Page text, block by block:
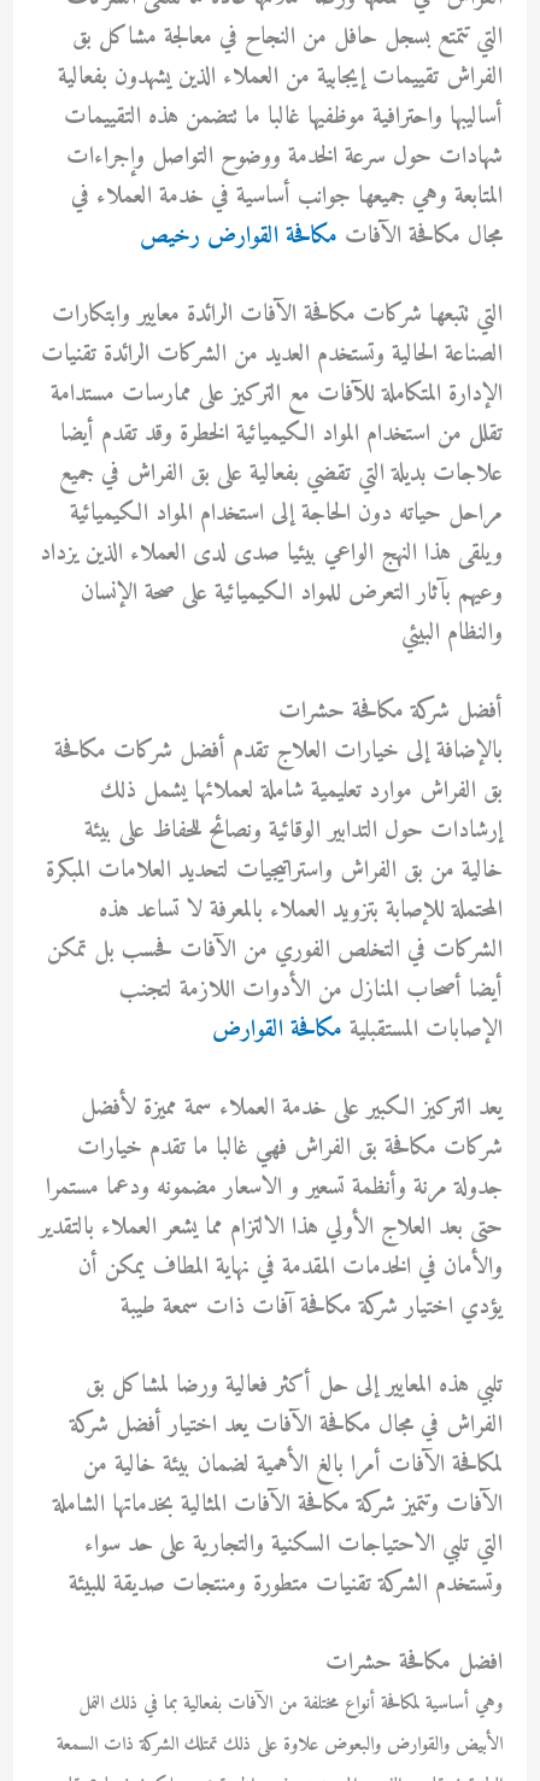
التي تتمتع بسجل حافل من النجاح في معالجة مشاكل بق
الفراش تقييمات إيجابية من العملاء الذين يشهدون بفعالية
أساليبها واحترافية موظفيها غالبا ما تتضمن هذه التقييمات
شهادات حول سرعة الخدمة ووضوح التواصل وإجراءات
المتابعة وهي جميعها جوانب أساسية في خدمة العملاء في
مجال مكافحة الآفات مكافحة القوارض رخيص
التي تتبعها شركات مكافحة الآفات الرائدة معايير وابتكارات
الصناعة الحالية وتستخدم العديد من الشركات الرائدة تقنيات
الإدارة المتكاملة للآفات مع التركيز على ممارسات مستدامة
تقلل من استخدام المواد الكيميائية الخطرة وقد تقدم أيضا
علاجات بديلة التي تقضي بفعالية على بق الفراش في جميع
مراحل حياته دون الحاجة إلى استخدام المواد الكيميائية
ويلقى هذا النهج الواعي بيئيا صدى لدى العملاء الذين يزداد
وعيهم بآثار التعرض للمواد الكيميائية على صحة الإنسان
والنظام البيئي
أفضل شركة مكافحة حشرات
بالإضافة إلى خيارات العلاج تقدم أفضل شركات مكافحة
بق الفراش موارد تعليمية شاملة لعملائها يشمل ذلك
إرشادات حول التدابير الوقائية ونصائح للحفاظ على بيئة
خالية من بق الفراش واستراتيجيات لتحديد العلامات المبكرة
المحتملة للإصابة بتزويد العملاء بالمعرفة لا تساعد هذه
الشركات في التخلص الفوري من الآفات فحسب بل تمكن
أيضا أصحاب المنازل من الأدوات اللازمة لتجنب
الإصابات المستقبلية مكافحة القوارض
يعد التركيز الكبير على خدمة العملاء سمة مميزة لأفضل
شركات مكافحة بق الفراش فهي غالبا ما تقدم خيارات
جدولة مرنة وأنظمة تسعير و الاسعار مضمونه ودعما مستمرا
حتى بعد العلاج الأولي هذا الالتزام مما يشعر العملاء بالتقدير
والأمان في الخدمات المقدمة في نهاية المطاف يمكن أن
يؤدي اختيار شركة مكافحة آفات ذات سمعة طيبة
تلبي هذه المعايير إلى حل أكثر فعالية ورضا لمشاكل بق
الفراش في مجال مكافحة الآفات يعد اختيار أفضل شركة
لمكافحة الآفات أمرا بالغ الأهمية لضمان بيئة خالية من
الآفات وتتميز شركة مكافحة الآفات المثالية بخدماتها الشاملة
التي تلبي الاحتياجات السكنية والتجارية على حد سواء
وتستخدم الشركة تقنيات متطورة ومنتجات صديقة للبيئة
افضل مكافحة حشرات
وهي أساسية لمكافحة أنواع مختلفة من الآفات بفعالية بما في ذلك النمل
الأبيض والقوارض والبعوض علاوة على ذلك تمتلك الشركة ذات السمعة